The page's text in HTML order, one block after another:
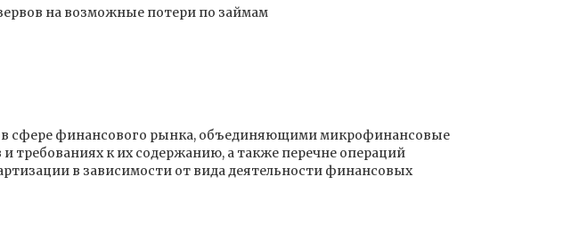
на возможные потери по займам
в сфере финансового рынка, объединяющими микрофинансовые
требованиях к их содержанию, а также перечне операций
в зависимости от вида деятельности финансовых